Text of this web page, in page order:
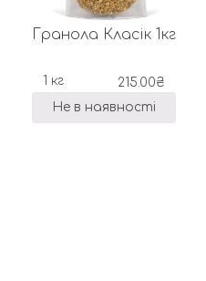
Гранола Класік 1кг
1 кг 215.00₴
Не в наявності